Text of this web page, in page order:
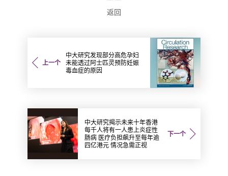
返回
上一个
中大研究发现部分高危孕妇
未能透过阿士匹灵预防妊娠
毒血症的原因
下一个
中大研究揭示未来十年香港
每千人将有一人患上炎症性
肠病 医疗负担飙升至每年逾
四亿港元 情况急需正视